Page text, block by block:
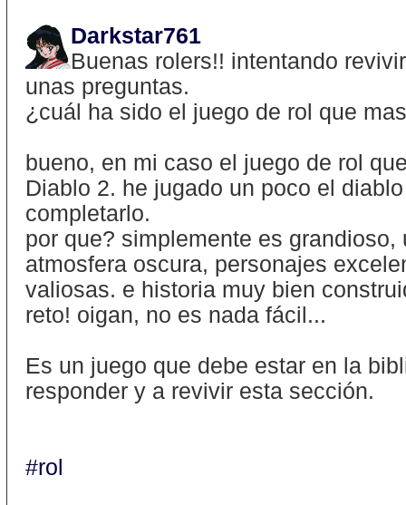
Darkstar761
Buenas rolers!! intentando
unas preguntas.
¿cuál ha sido el juego de rol que
bueno, en mi caso el juego de rol
Diablo 2. he jugado un poco el
completarlo.
por que? simplemente es
atmosfera oscura, personajes
valiosas. e historia muy bien
reto! oigan, no es nada fácil...
Es un juego que debe estar en la
responder y a revivir esta sección.
#rol